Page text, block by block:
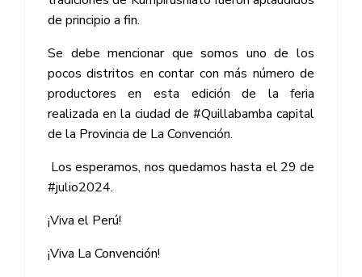
de principio a fin.
Se debe mencionar que somos uno de los
pocos distritos en contar con más número de
productores en esta edición de la feria
realizada en la ciudad de #Quillabamba capital
de la Provincia de La Convención.
Los esperamos, nos quedamos hasta el 29 de
#julio2024.
¡Viva el Perú!
¡Viva La Convención!